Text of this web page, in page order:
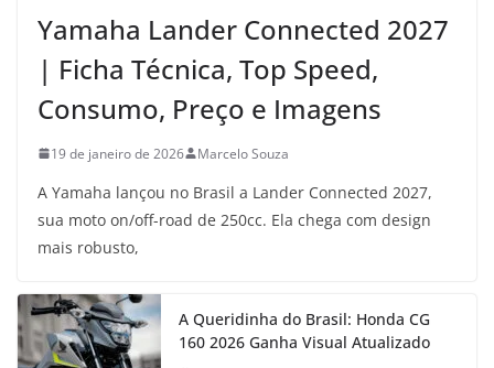
Yamaha Lander Connected 2027
| Ficha Técnica, Top Speed,
Consumo, Preço e Imagens
19 de janeiro de 2026 Marcelo Souza
A Yamaha lançou no Brasil a Lander Connected 2027,
sua moto on/off-road de 250cc. Ela chega com design
mais robusto,
A Queridinha do Brasil: Honda CG
160 2026 Ganha Visual Atualizado